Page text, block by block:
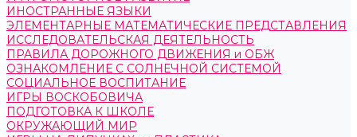
ИНОСТРАННЫЕ ЯЗЫКИ
ЭЛЕМЕНТАРНЫЕ МАТЕМАТИЧЕСКИЕ ПРЕДСТАВЛЕНИЯ
ИССЛЕДОВАТЕЛЬСКАЯ ДЕЯТЕЛЬНОСТЬ
ПРАВИЛА ДОРОЖНОГО ДВИЖЕНИЯ и ОБЖ
ОЗНАКОМЛЕНИЕ С СОЛНЕЧНОЙ СИСТЕМОЙ
СОЦИАЛЬНОЕ ВОСПИТАНИЕ
ИГРЫ ВОСКОБОВИЧА
ПОДГОТОВКА К ШКОЛЕ
ОКРУЖАЮЩИЙ МИР